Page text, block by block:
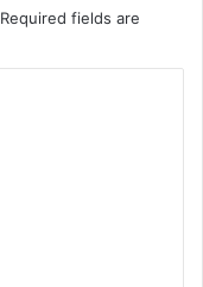
Required fields are